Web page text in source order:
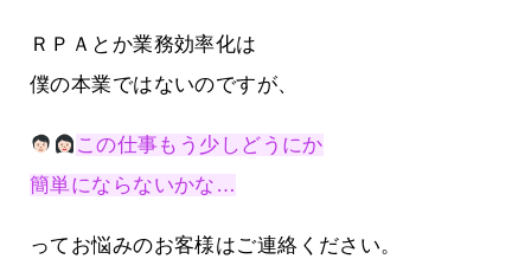
ＲＰＡとか業務効率化は
僕の本業ではないのですが、
この仕事もう少しどうにか
簡単にならないかな…
ってお悩みのお客様はご連絡ください。